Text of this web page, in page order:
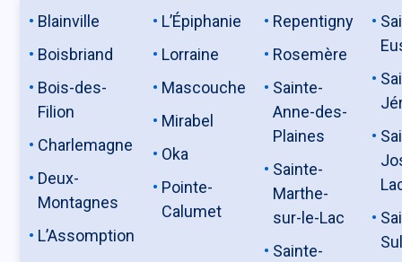
Blainville
Boisbriand
Bois-des-
Filion
Charlemagne
Deux-
Montagnes
L’Assomption
L’Épiphanie
Lorraine
Mascouche
Mirabel
Oka
Pointe-
Calumet
Repentigny
Rosemère
Sainte-
Anne-des-
Plaines
Sainte-
Marthe-
sur-le-Lac
Sainte-